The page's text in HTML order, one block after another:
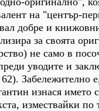
на "център-
добре и
за своята
не само в
уводите и
Забележително
изнася името
измествайки по